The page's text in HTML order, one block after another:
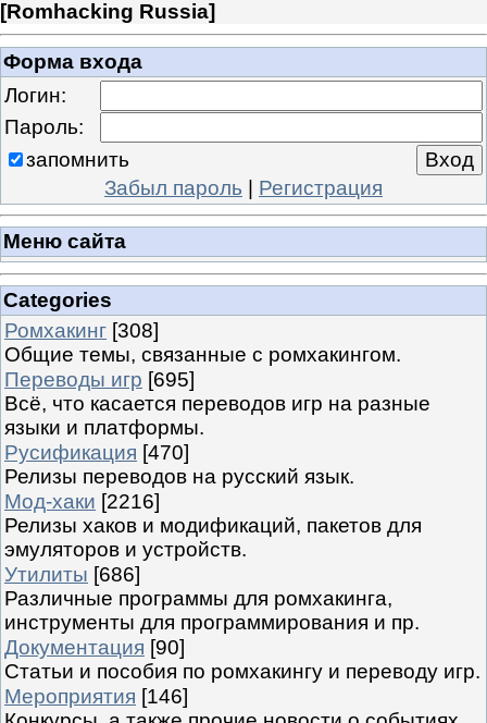
[Romhacking Russia]
Форма входа
Логин:
Пароль:
запомнить
Забыл пароль | Регистрация
Меню сайта
Categories
Ромхакинг [308]
Общие темы, связанные с ромхакингом.
Переводы игр [695]
Всё, что касается переводов игр на разные
языки и платформы.
Русификация [470]
Релизы переводов на русский язык.
Мод-хаки [2216]
Релизы хаков и модификаций, пакетов для
эмуляторов и устройств.
Утилиты [686]
Различные программы для ромхакинга,
инструменты для программирования и пр.
Документация [90]
Статьи и пособия по ромхакингу и переводу игр.
Мероприятия [146]